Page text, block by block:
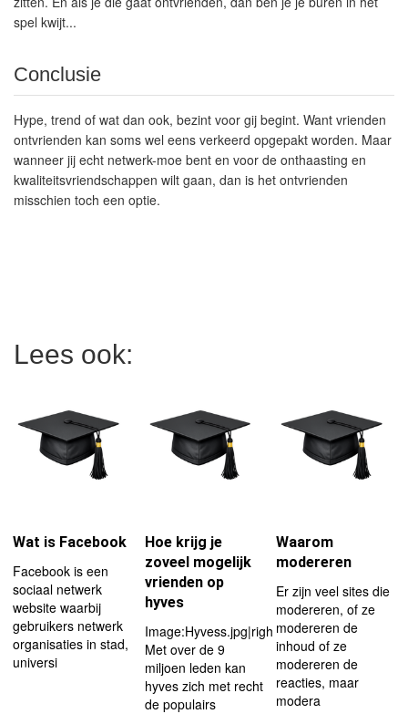
spel kwijt...
Conclusie
Hype, trend of wat dan ook, bezint voor gij begint. Want vrienden
ontvrienden kan soms wel eens verkeerd opgepakt worden. Maar
wanneer jij echt netwerk-moe bent en voor de onthaasting en
kwaliteitsvriendschappen wilt gaan, dan is het ontvrienden
misschien toch een optie.
Lees ook:
Wat is Facebook
Facebook is een
sociaal netwerk
website waarbij
gebruikers netwerk
organisaties in stad,
universi
Hoe krijg je
zoveel mogelijk
vrienden op
hyves
Image:Hyvess.jpg|right|thumb|129px
Met over de 9
miljoen leden kan
hyves zich met recht
de populairs
Waarom
modereren
Er zijn veel sites die
modereren, of ze
modereren de
inhoud of ze
modereren de
reacties, maar
modera